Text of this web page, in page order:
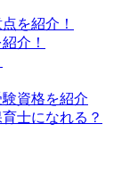
を紹介！
介！
資格を紹介
士になれる？